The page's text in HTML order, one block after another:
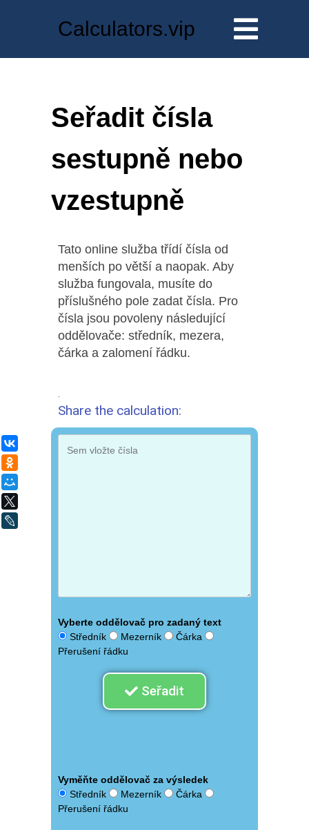
Calculators.vip
Seřadit čísla
sestupně nebo
vzestupně
Tato online služba třídí čísla od
menších po větší a naopak. Aby
služba fungovala, musíte do
příslušného pole zadat čísla. Pro
čísla jsou povoleny následující
oddělovače: středník, mezera,
čárka a zalomení řádku.
Share the calculation:
Vyberte oddělovač pro zadaný text
Středník
Mezerník
Čárka
Přerušení řádku
Seřadit
Vyměňte oddělovač za výsledek
Středník
Mezerník
Čárka
Přerušení řádku